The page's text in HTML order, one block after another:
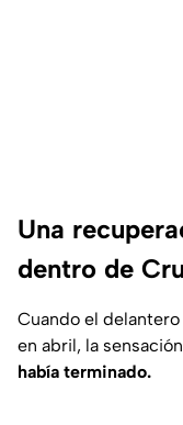
Una
dentro de
Cuando el
en abril, la
había terminado.